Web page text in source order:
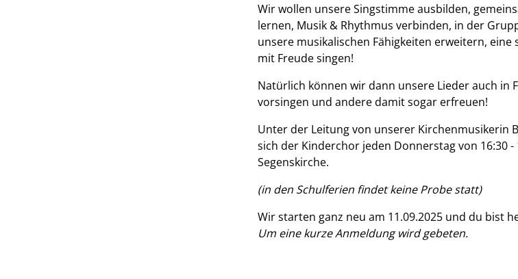
Wir wollen unsere Singstimme ausbilden,
lernen, Musik & Rhythmus verbinden, in der
unsere musikalischen Fähigkeiten erweitern,
mit Freude singen!
Natürlich können wir dann unsere Lieder auch in
vorsingen und andere damit sogar erfreuen!
Unter der Leitung von unserer Kirchenmusikerin
sich der Kinderchor jeden Donnerstag von 16:30 -
Segenskirche.
(in den Schulferien findet keine Probe statt)
Wir starten ganz neu am 11.09.2025 und du bist
Um eine kurze Anmeldung wird gebeten.